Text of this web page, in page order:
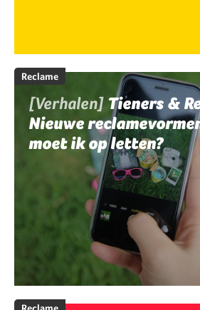
Reclame
[Verhalen] Tieners &
Nieuwe
moet ik op letten?